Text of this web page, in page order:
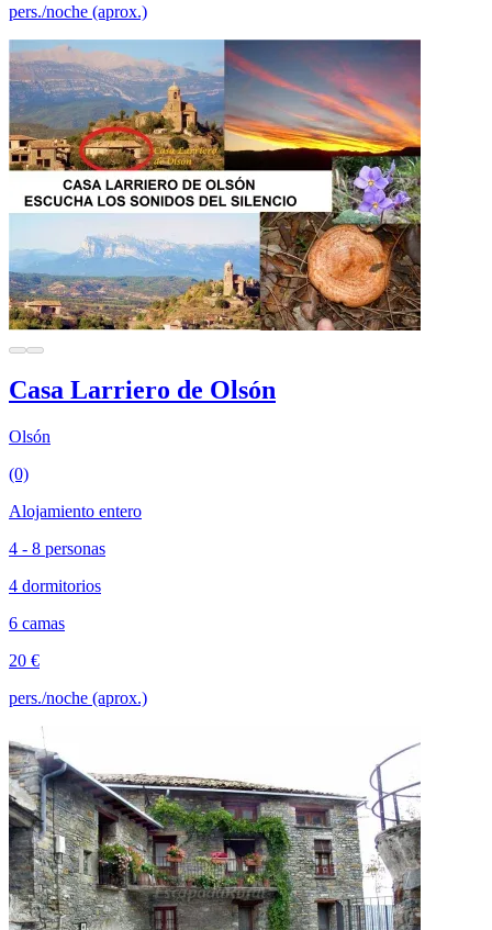
pers./noche (aprox.)
Casa Larriero de Olsón
Olsón
(0)
Alojamiento entero
4 - 8 personas
4 dormitorios
6 camas
20 €
pers./noche (aprox.)